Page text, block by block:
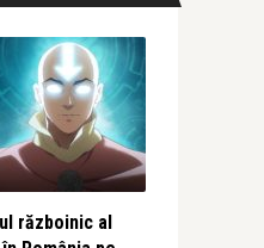
războinic al